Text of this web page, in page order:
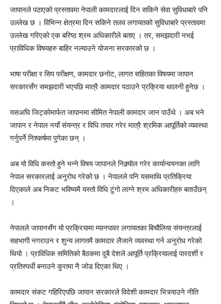
जापानले पठाएको प्रस्तावमा नेपाली कामदारलाई दिन सकिने सेवा सुविधाबारे पनि
उल्लेख छ । विभिन्न क्षेत्रमा दिन सकिने तलव लगायतको सुविधाबारे प्रस्तावमा
उल्लेख गरिएको एक बरिष्ठ श्रम अधिकारीले बताए । तर, समझदारी नभई
प्राविधिक विषयहरु बाहिर नल्याउने योजना सरकारको छ ।
भाषा परीक्षा र सिप परीक्षण, कामदार छनोट, लागत सहितका विषयमा जापान
सरकारसँग समझदारी भएपछि मात्रै कामदार पठाउने प्रक्रिया थालनी हुनेछ ।
यसअघि जिट्कोमार्फत जापानमा सीमित नेपाली कामदार जान पाउँथे । अब भने
जापान र नेपाल नयाँ संयन्त्र र विधि तयार गरेर मात्रै श्रमिक आपूर्तिको व्यवस्था
गर्नुपर्ने निश्कर्षमा पुगेका छन् ।
अब यो विधि कस्तो हुने भन्ने विषय जापानले निक्र्योल गरेर कार्यान्वयनका लागि
नेपाल सरकारलाई अनुरोध गरेको छ । नेपालले पनि यसमाथि प्रतिक्रिया
दिएकाले अब निकट भविष्यमै यस्तो विधि टुंगो लाग्ने श्रम अधिकारीहरु बताउँछन्
।
नेपालले जापानसँग यो प्रक्रियामा म्यानपावर लगायतका बिचौलिया संयन्त्रलाई
सहभागी नगराउन र शुन्य लागतमै कामदार लैजाने व्यवस्था गर्न अनुरोध गरेको
थियो । प्राविधिक समितिको बैठकमा दुबै देशले आपूर्ति प्रक्रियालाई पारदर्शी र
प्रतिस्पर्धी बनाउने कुरामा नै जोड दिएका थिए ।
कामदार संकट गहिरिएपछि जापान सरकारले विदेशी कामदार भित्र्याउने नीति